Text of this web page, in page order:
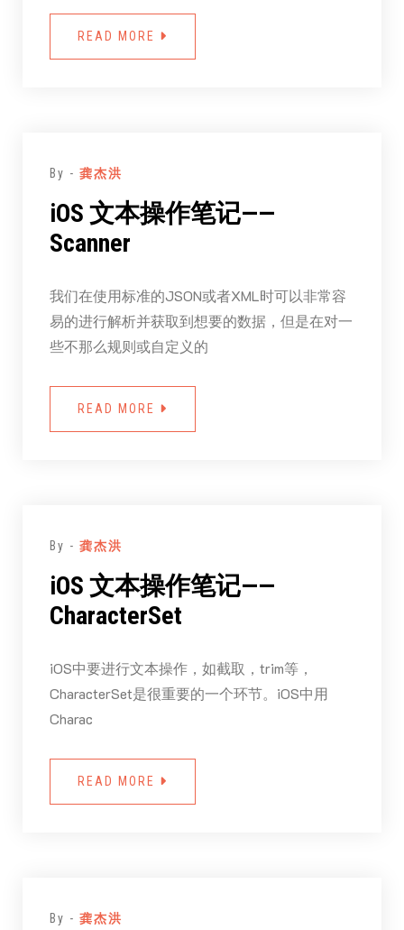
READ MORE
By - 龚杰洪
iOS 文本操作笔记——
Scanner
我们在使用标准的JSON或者XML时可以非常容
易的进行解析并获取到想要的数据，但是在对一
些不那么规则或自定义的
READ MORE
By - 龚杰洪
iOS 文本操作笔记——
CharacterSet
iOS中要进行文本操作，如截取，trim等，
CharacterSet是很重要的一个环节。iOS中用
Charac
READ MORE
By - 龚杰洪